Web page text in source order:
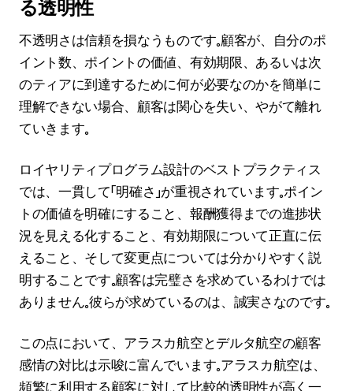
る透明性
不透明さは信頼を損なうものです。顧客が、自分のポ
イント数、ポイントの価値、有効期限、あるいは次
のティアに到達するために何が必要なのかを簡単に
理解できない場合、顧客は関心を失い、やがて離れ
ていきます。
ロイヤリティプログラム設計のベストプラクティス
では、一貫して「明確さ」が重視されています。ポイン
トの価値を明確にすること、報酬獲得までの進捗状
況を見える化すること、有効期限について正直に伝
えること、そして変更点については分かりやすく説
明することです。顧客は完璧さを求めているわけでは
ありません。彼らが求めているのは、誠実さなのです。
この点において、アラスカ航空とデルタ航空の顧客
感情の対比は示唆に富んでいます。アラスカ航空は、
頻繁に利用する顧客に対して比較的透明性が高く一